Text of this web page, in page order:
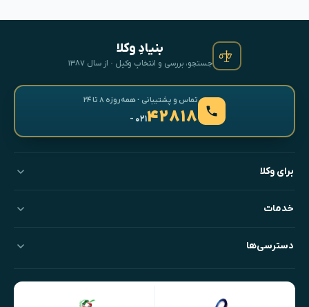
بنیادِ وکلا
جستجو، بررسی و انتخابِ وکیل · از سال ۱۳۸۷
تماس و پشتیبانی · همه‌روزه ۸ تا ۲۴
۴۲۸۱۸- ۰۲۱
برای وکلا
خدمات
دسترسی‌ها